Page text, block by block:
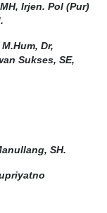
, Irjen. Pol (Pur)
.
M.Hum, Dr,
Sukses, SE,
SH.